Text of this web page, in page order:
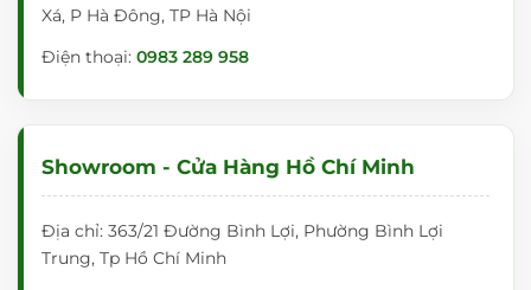
Xá, P Hà Đông, TP Hà Nội
Điện thoại: 0983 289 958
Showroom - Cửa Hàng Hồ Chí Minh
Địa chỉ: 363/21 Đường Bình Lợi, Phường Bình Lợi
Trung, Tp Hồ Chí Minh